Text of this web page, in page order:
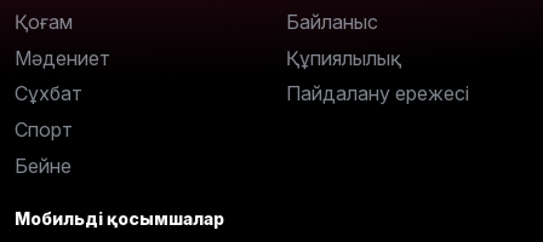
Қоғам
Мәдениет
Сұхбат
Спорт
Бейне
Байланыс
Құпиялылық
Пайдалану ережесі
Мобильді қосымшалар